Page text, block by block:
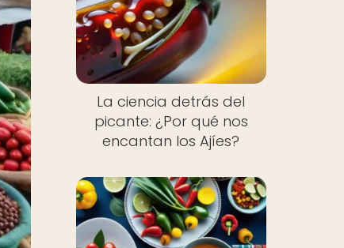
La ciencia detrás del
picante: ¿Por qué nos
encantan los Ajíes?